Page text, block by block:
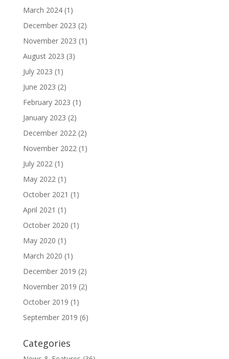
March 2024(1)
December 2023 (2)
November 2023 (1)
August 2023 (3)
July 2023 (1)
June 2023 (2)
February 2023 (1)
January 2023 (2)
December 2022 (2)
November 2022 (1)
July 2022 (1)
May 2022 (1)
October 2021 (1)
April 2021 (1)
October 2020 (1)
May 2020 (1)
March 2020 (1)
December 2019 (2)
November 2019 (2)
October 2019 (1)
September 2019 (6)
Categories